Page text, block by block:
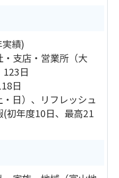
績)
支店・営業所（大
123日
日
日）、リフレッシュ
初年度10日、最高21